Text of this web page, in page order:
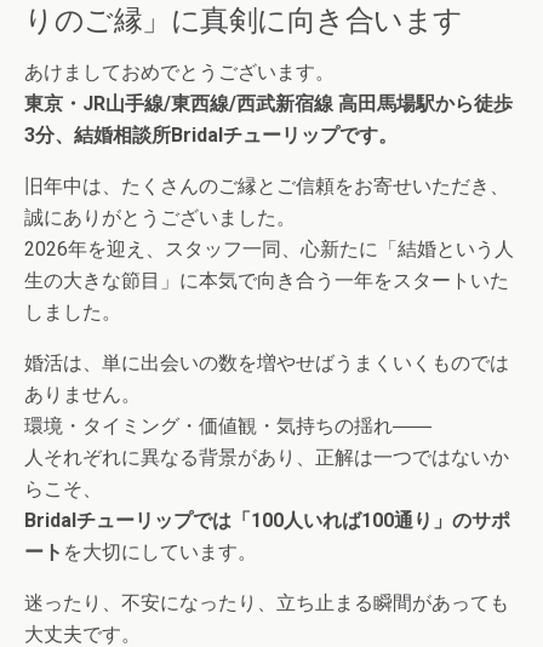
りのご縁」に真剣に向き合います
あけましておめでとうございます。
東京・JR山手線/東西線/西武新宿線 高田馬場駅から徒歩
3分、結婚相談所Bridalチューリップです。
旧年中は、たくさんのご縁とご信頼をお寄せいただき、
誠にありがとうございました。
2026年を迎え、スタッフ一同、心新たに「結婚という人
生の大きな節目」に本気で向き合う一年をスタートいた
しました。
婚活は、単に出会いの数を増やせばうまくいくものでは
ありません。
環境・タイミング・価値観・気持ちの揺れ――
人それぞれに異なる背景があり、正解は一つではないか
らこそ、
Bridalチューリップでは「100人いれば100通り」のサポ
ート を大切にしています。
迷ったり、不安になったり、立ち止まる瞬間があっても
大丈夫です。